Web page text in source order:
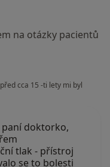
na otázky pacientů
cca 15 -ti lety mi byl
paní doktorko,
tlak - přístroj
se to bolesti